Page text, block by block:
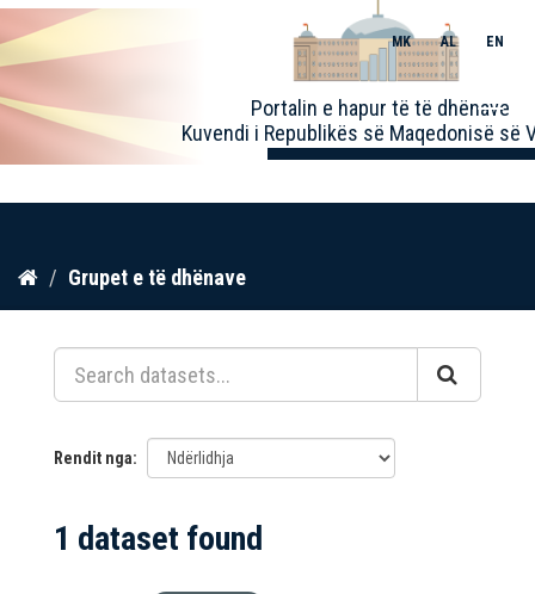
Kalo
përmbajtja
Portalin e hapur të të dhënave
Kuvendi i Republikës së Maqedonisë së
MK AL EN
Toggle
Grupet e të dhënave
Rendit nga
1 dataset found